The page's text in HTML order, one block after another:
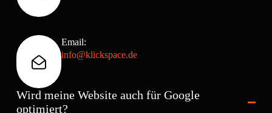
Email:
info@klickspace.de
Wird meine Website auch für Google
optimiert?